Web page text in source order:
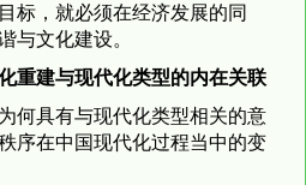
标，就必须在经济发展的同
与文化建设。
重建与现代化类型的内在关联
何具有与现代化类型相关的意
序在中国现代化过程当中的变